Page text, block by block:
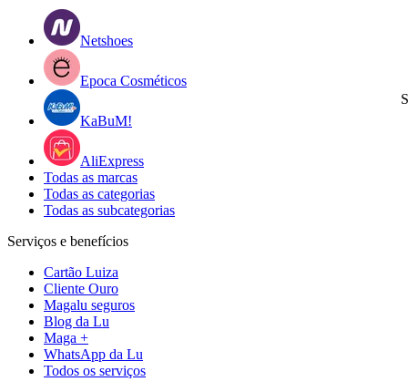
Netshoes
Epoca Cosméticos
KaBuM!
AliExpress
Todas as marcas
Todas as categorias
Todas as subcategorias
Serviços e benefícios
Cartão Luiza
Cliente Ouro
Magalu seguros
Blog da Lu
Maga +
WhatsApp da Lu
Todos os serviços